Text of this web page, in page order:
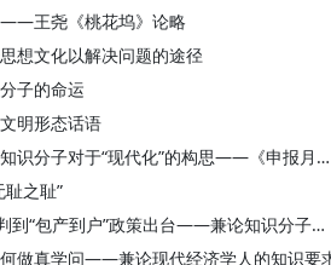
王尧《桃花坞》论略
想文化以解决问题的途径
子的命运
明形态话语
王锐：九一八事变后中国知识分子对于“现代化”的构思——《申报月刊》的相关讨论及其回响
之耻”
张艺英：从“小生产者”批判到“包产到户”政策出台——兼论知识分子的历史观念对政策制定的影响
做真学问——兼论现代经济学人的知识要